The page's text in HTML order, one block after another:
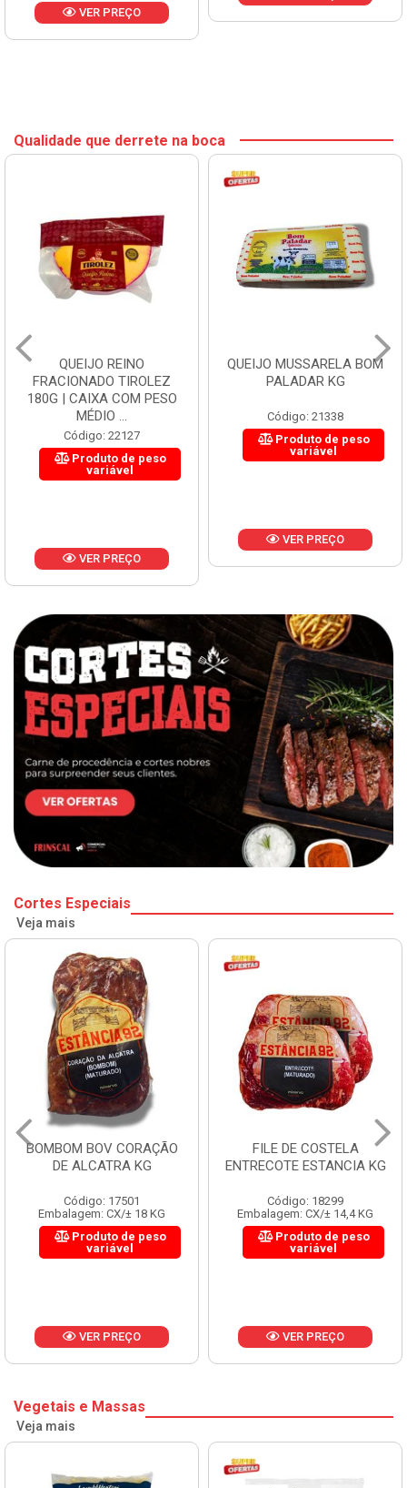
VER PREÇO
Qualidade que derrete na boca
QUEIJO REINO
FRACIONADO TIROLEZ
180G | CAIXA COM PESO
MÉDIO ...
Código: 22127
Produto de peso
variável
VER PREÇO
QUEIJO MUSSARELA BOM
PALADAR KG
Código: 21338
Produto de peso
variável
VER PREÇO
Cortes Especiais
Veja mais
BOMBOM BOV CORAÇÃO
DE ALCATRA KG
Código: 17501
Embalagem: CX/± 18 KG
Produto de peso
variável
VER PREÇO
FILE DE COSTELA
ENTRECOTE ESTANCIA KG
Código: 18299
Embalagem: CX/± 14,4 KG
Produto de peso
variável
VER PREÇO
Vegetais e Massas
Veja mais